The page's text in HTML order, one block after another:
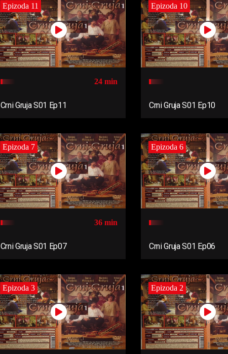
Epizoda 11
24 min
Crni Gruja S01 Ep11
Epizoda 10
Crni Gruja S01 Ep10
Epizoda 7
36 min
Crni Gruja S01 Ep07
Epizoda 6
Crni Gruja S01 Ep06
Epizoda 3 Epizoda 2